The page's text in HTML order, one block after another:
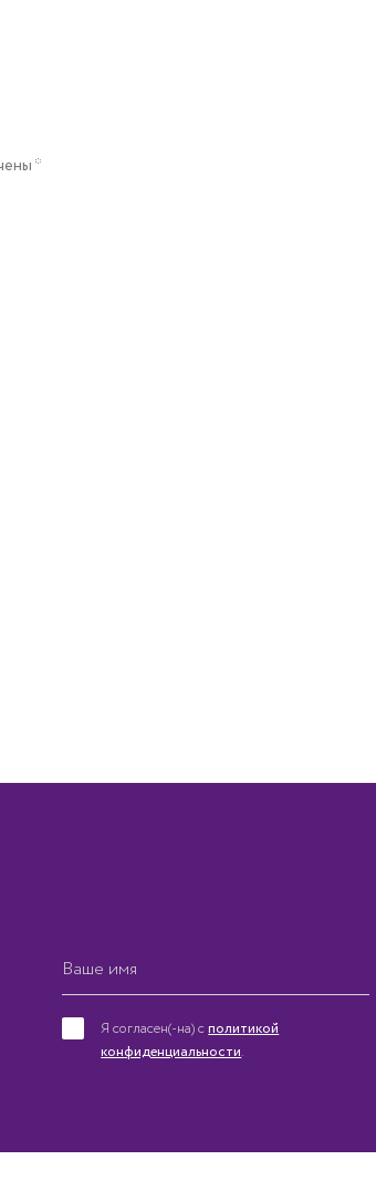
*
Я согласен(-на) сполитикой
конфиденциальности.